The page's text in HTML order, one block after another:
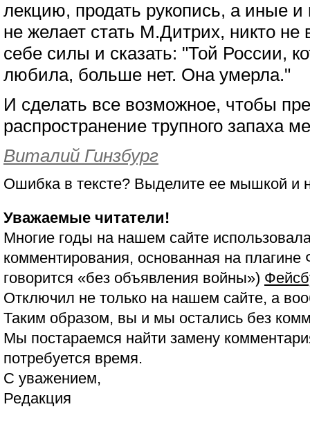
лекцию, продать рукопись, а иные
не желает стать М.Дитрих, никто не
себе силы и сказать: "Той России,
любила, больше нет. Она умерла."
И сделать все возможное, чтобы
распространение трупного запаха
Виталий Гинзбург
Ошибка в тексте? Выделите ее мышкой и
Уважаемые читатели!
Многие годы на нашем сайте
комментирования, основанная на
говорится «без объявления войны»)
Отключил не только на нашем сайте, а
Таким образом, вы и мы остались без
Мы постараемся найти замену
потребуется время.
С уважением,
Редакция